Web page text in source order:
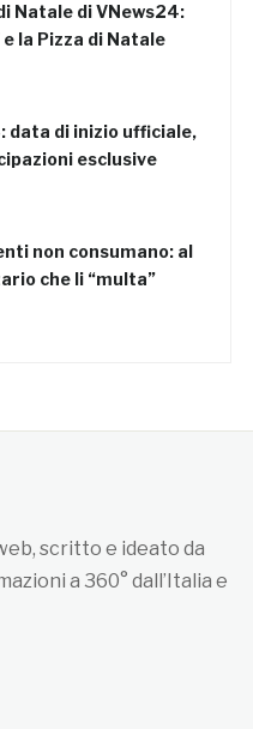
Natale di VNews24:
e la Pizza di Natale
data di inizio ufficiale,
esclusive
non consumano: al
che li “multa”
scritto e ideato da
a 360° dall’Italia e